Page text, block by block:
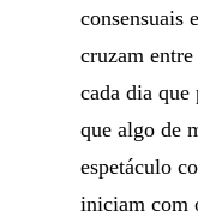
consensuais
cruzam
cada dia que
que algo de
espetáculo
iniciam com